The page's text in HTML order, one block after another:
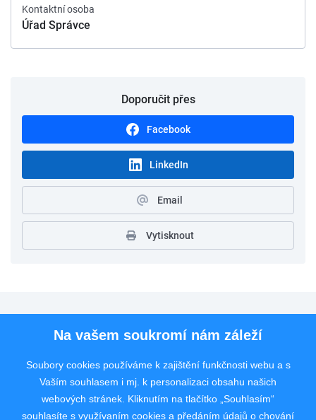
Kontaktní osoba
Úřad Správce
Doporučit přes
Facebook
LinkedIn
Email
Vytisknout
Pro uchazeče
Rychlý kontakt
Na vašem soukromí nám záleží
Soubory cookies používáme k zajištění funkčnosti webu a s
Vaším souhlasem i mj. k personalizaci obsahu našich
webových stránek. Kliknutím na tlačítko „Souhlasím“
souhlasíte s využívaním cookies a předáním údajů o chování